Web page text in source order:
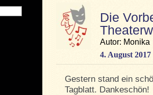
Die
Autor: Monika
4. August 2017
Gestern stand ein
Tagblatt. Dankeschön!